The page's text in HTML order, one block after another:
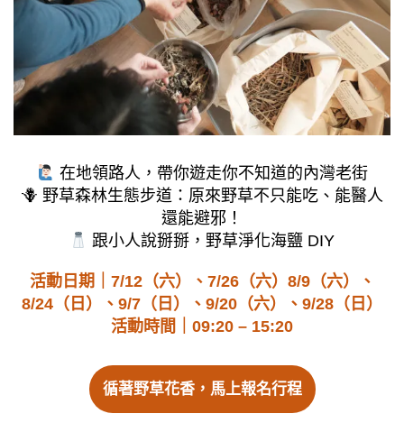
在地領路人，帶你遊走你不知道的內灣老街
🪻 野草森林生態步道：原來野草不只能吃、能醫人
還能避邪！
跟小人說掰掰，野草淨化海鹽 DIY
活動日期｜ 7/12（六）、7/26（六）8/9（六）、
8/24（日）、9/7（日）、9/20（六）、9/28（日）
活動時間｜09:20 – 15:20
循著野草花香，馬上報名行程